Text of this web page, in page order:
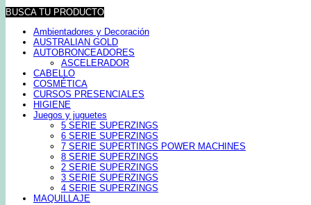
BUSCA TU PRODUCTO
Ambientadores y Decoración
AUSTRALIAN GOLD
AUTOBRONCEADORES
ASCELERADOR
CABELLO
COSMÉTICA
CURSOS PRESENCIALES
HIGIENE
Juegos y juguetes
5 SERIE SUPERZINGS
6 SERIE SUPERZINGS
7 SERIE SUPERTINGS POWER MACHINES
8 SERIE SUPERZINGS
2 SERIE SUPERZINGS
3 SERIE SUPERZINGS
4 SERIE SUPERZINGS
MAQUILLAJE